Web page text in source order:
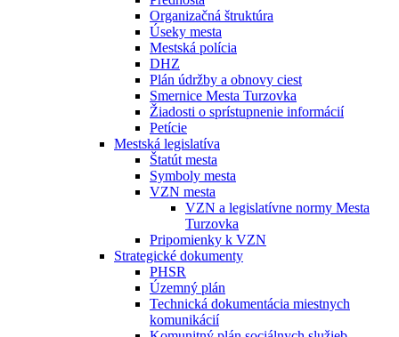
Organizačná štruktúra
Úseky mesta
Mestská polícia
DHZ
Plán údržby a obnovy ciest
Smernice Mesta Turzovka
Žiadosti o sprístupnenie informácií
Petície
Mestská legislatíva
Štatút mesta
Symboly mesta
VZN mesta
VZN a legislatívne normy Mesta
Turzovka
Pripomienky k VZN
Strategické dokumenty
PHSR
Územný plán
Technická dokumentácia miestnych
komunikácií